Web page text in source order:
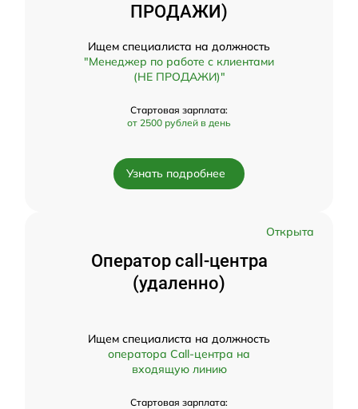
ПРОДАЖИ)
Ищем специалиста на должность
"Менеджер по работе с клиентами
(НЕ ПРОДАЖИ)"
Стартовая зарплата:
от 2500 рублей в день
Узнать подробнее
Открыта
Оператор call-центра
(удаленно)
Ищем специалиста на должность
оператора Call-центра на
входящую линию
Стартовая зарплата: